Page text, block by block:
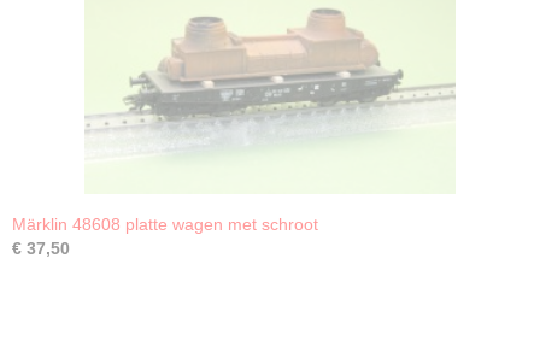
Märklin 48608 platte wagen met schroot
€ 37,50